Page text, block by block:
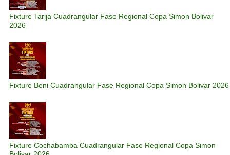
Fixture Tarija Cuadrangular Fase Regional Copa Simon Bolivar
2026
Fixture Beni Cuadrangular Fase Regional Copa Simon Bolivar 2026
Fixture Cochabamba Cuadrangular Fase Regional Copa Simon